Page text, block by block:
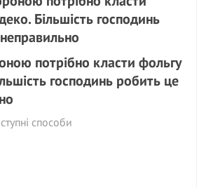
потрібно класти фольгу
господинь робить це
способи